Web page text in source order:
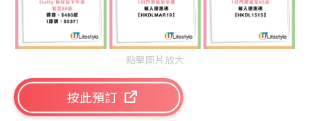
點擊圖片放大
按此預訂